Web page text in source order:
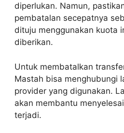
diperlukan. Namun,
pembatalan secepatnya
dituju menggunakan kuota
diberikan.
Untuk membatalkan
Mastah bisa menghubungi
provider yang digunakan.
akan membantu
terjadi.